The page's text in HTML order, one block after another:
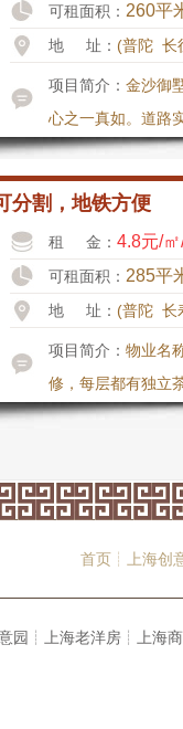
可租面积： 260平
地 址： (普陀 长
项目简介： 金沙御
心之一真如。道路
分割，地铁方便
租 金： 4.8元/
可租面积： 285平
地 址： (普陀 长
项目简介： 物业名
修，每层都有独立
首页┊ 上海
园┊ 上海老洋房┊ 上海